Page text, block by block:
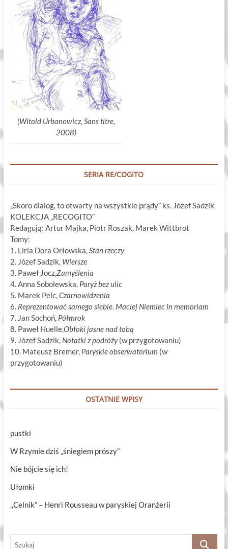
(Witold Urbanowicz, Sans titre,
2008)
SERIA RE/COGITO
„Skoro dialog, to otwarty na wszystkie prądy” ks. Józef Sadzik
KOLEKCJA „RECOGITO”
Redagują: Artur Majka, Piotr Roszak, Marek Wittbrot
Tomy:
1. Líria Dora Orłowska,Stan rzeczy
2. Józef Sadzik, Wiersze
3. Paweł Jocz,Zamyślenia
4. Anna Sobolewska, Paryż bez ulic
5. Marek Pelc,Czarnowidzenia
6. Reprezentować samego siebie. Maciej Niemiec in memoriam
7. Jan Sochoń, Półmrok
8. Paweł Huelle,Obłoki jasne nad tobą
9. Józef Sadzik, Notatki z podróży(w przygotowaniu)
10. Mateusz Bremer, Paryskie obserwatorium (w
przygotowaniu)
OSTATNIE WPISY
pustki
W Rzymie dziś „śniegiem prószy”
Nie bójcie się ich!
Ułomki
,,Celnik” – Henri Rousseau w paryskiej Oranżerii
Szukaj